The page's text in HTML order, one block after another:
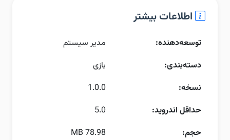
اطلاعات بیشتر
توسعه‌دهنده:
مدیر سیستم
دسته‌بندی:
بازی
نسخه:
1.0.0
حداقل اندروید:
5.0
حجم:
78.98 MB